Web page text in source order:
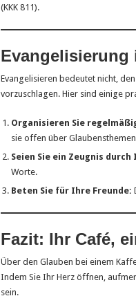
(KKK 811).
Evangelisierung
Evangelisieren bedeutet nicht,
vorzuschlagen. Hier sind einige
Organisieren Sie
sie offen über
Seien Sie ein Zeugnis
Worte.
Beten Sie für Ihre Freunde:
Fazit: Ihr Café,
Über den Glauben bei einem
Indem Sie Ihr Herz öffnen,
sein.